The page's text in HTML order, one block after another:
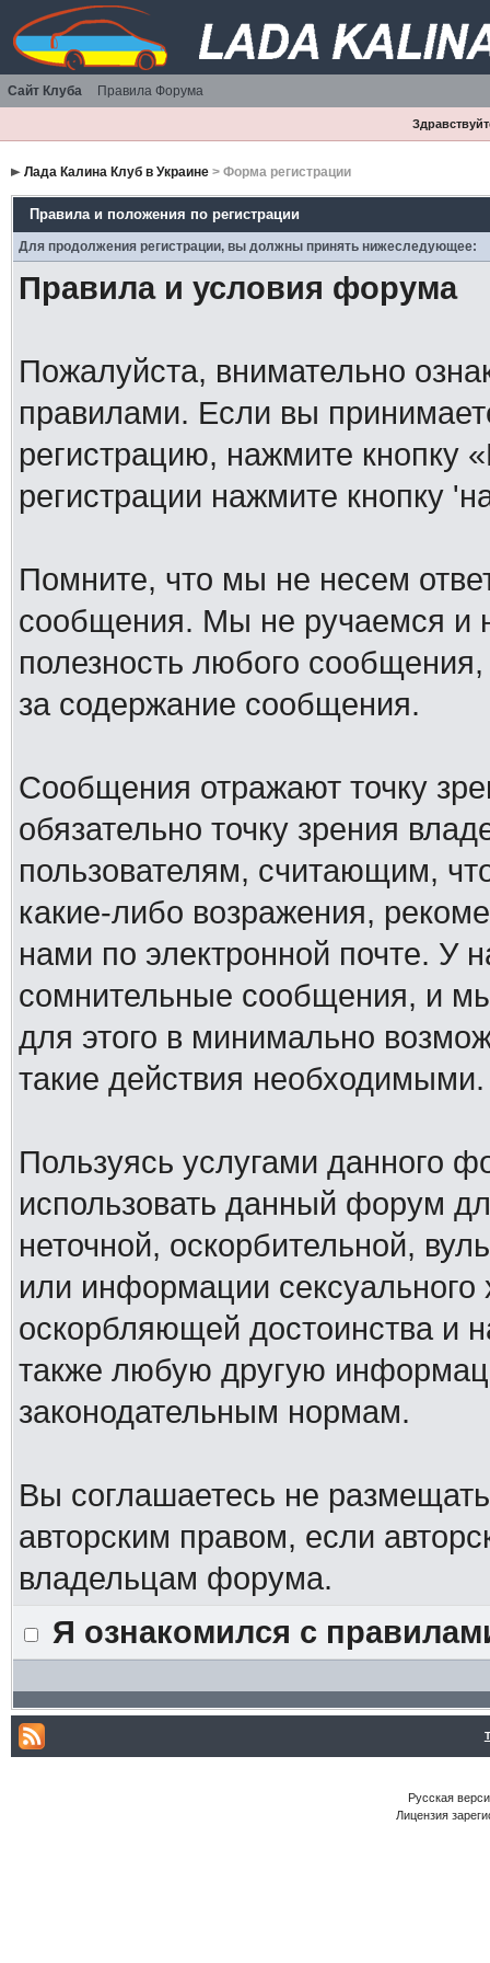
Сайт Клуба Правила Форума
Лада Калина Клуб в Украине> Форма регистрации
Правила и положения по регистрации
Для продолжения регистрации, вы должны принять нижеследующее:
Правила и условия форума
Пожалуйста, внимательно
правилами. Если вы
регистрацию, нажмите кнопку
регистрации нажмите кнопку
Помните, что мы не несем
сообщения. Мы не ручаемся и
полезность любого
за содержание сообщения.
Сообщения отражают точку
обязательно точку зрения
пользователям, считающим,
какие-либо возражения,
нами по электронной почте. У
сомнительные сообщения, и
для этого в минимально
такие действия необходимыми.
Пользуясь услугами данного
использовать данный форум
неточной, оскорбительной,
или информации
оскорбляющей достоинства и
также любую другую
законодательным нормам.
Вы соглашаетесь не
авторским правом, если
владельцам форума.
Я ознакомился с
Русская
Лицензия